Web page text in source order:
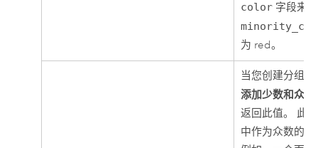
color 字段来
为 red。
当您创建分组
添加少数和众数
返回此值。 此
中作为众数的